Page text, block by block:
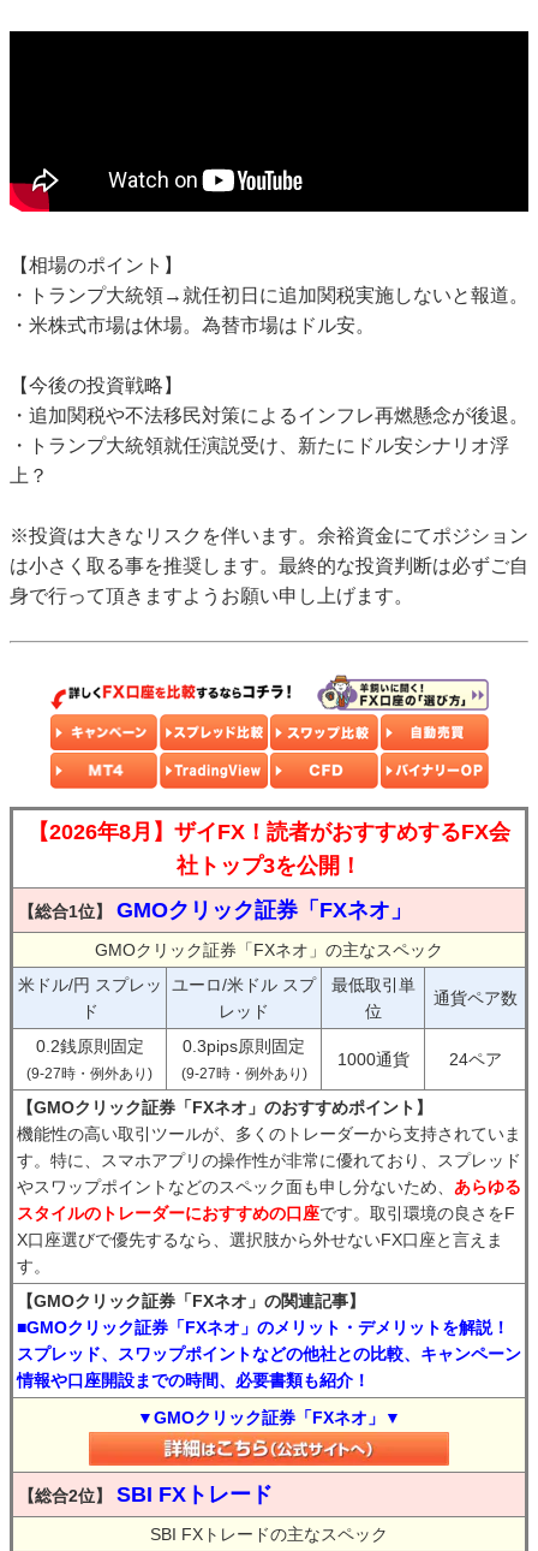
【相場のポイント】
・トランプ大統領→就任初日に追加関税実施しないと報道。
・米株式市場は休場。為替市場はドル安。
【今後の投資戦略】
・追加関税や不法移民対策によるインフレ再燃懸念が後退。
・トランプ大統領就任演説受け、新たにドル安シナリオ浮
上？
※投資は大きなリスクを伴います。余裕資金にてポジション
は小さく取る事を推奨します。最終的な投資判断は必ずご自
身で行って頂きますようお願い申し上げます。
【2026年8月】ザイFX！読者がおすすめするFX会
社トップ3を公開！
【総合1位】 GMOクリック証券「FXネオ」
GMOクリック証券「FXネオ」の主なスペック
米ドル/円 スプレッ
ド
ユーロ/米ドル スプ
レッド
最低取引単
位
通貨ペア数
0.2銭原則固定
(9-27時・例外あり)
0.3pips原則固定
(9-27時・例外あり)
1000通貨 24ペア
【GMOクリック証券「FXネオ」のおすすめポイント】
機能性の高い取引ツールが、多くのトレーダーから支持されていま
す。特に、スマホアプリの操作性が非常に優れており、スプレッド
やスワップポイントなどのスペック面も申し分ないため、 あらゆる
スタイルのトレーダーにおすすめの口座です。取引環境の良さをF
X口座選びで優先するなら、選択肢から外せないFX口座と言えま
す。
【GMOクリック証券「FXネオ」の関連記事】
■GMOクリック証券「FXネオ」のメリット・デメリットを解説！
スプレッド、スワップポイントなどの他社との比較、キャンペーン
情報や口座開設までの時間、必要書類も紹介！
▼GMOクリック証券「FXネオ」▼
【総合2位】 SBI FXトレード
SBI FXトレードの主なスペック